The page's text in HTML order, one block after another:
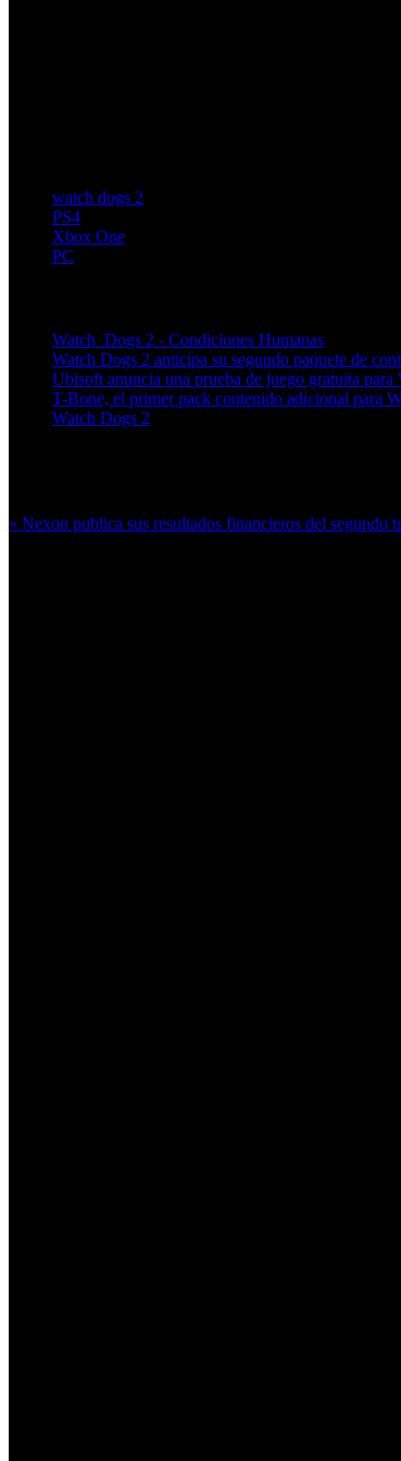
watch dogs 2
PS4
Xbox One
PC
Watch_Dogs 2 - Condiciones Humanas
Watch Dogs 2 anticipa su segundo paquete de
Ubisoft anuncia una prueba de juego gratuita para
T-Bone, el primer pack contenido adicional para
Watch Dogs 2
« Nexon publica sus resultados financieros del segundo